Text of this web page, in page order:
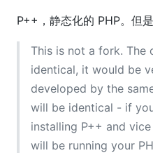
P++，静态化的 PHP。但
This is not a fork. The
identical, it would be
developed by the
will be identical - if
installing P++ and
will be running your